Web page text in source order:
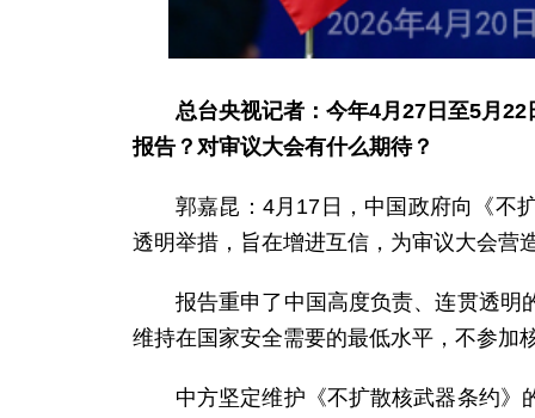
总台央视记者：今年4月27日至5月
报告？对审议大会有什么期待？
郭嘉昆：4月17日，中国政府向《不
透明举措，旨在增进互信，为审议大会营
报告重申了中国高度负责、连贯透明
维持在国家安全需要的最低水平，不参加
中方坚定维护《不扩散核武器条约》